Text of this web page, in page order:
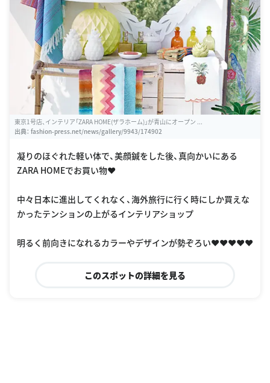
東京1号店、インテリア「ZARA HOME(ザラホーム)」が青山にオープン ...
出典： fashion-press.net/news/gallery/9943/174902
凝りのほぐれた軽い体で、美顔鍼をした後、真向かいにある
ZARA HOMEでお買い物❤️
中々日本に進出してくれなく、海外旅行に行く時にしか買えな
かったテンションの上がるインテリアショップ
明るく前向きになれるカラーやデザインが勢ぞろい❤️❤️❤️❤️❤️
このスポットの詳細を見る